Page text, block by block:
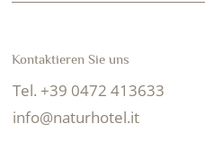
Kontaktieren Sie uns
Tel. +39 0472 413633
info@naturhotel.it